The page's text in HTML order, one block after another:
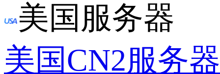
美国服务器
美国CN2服务器